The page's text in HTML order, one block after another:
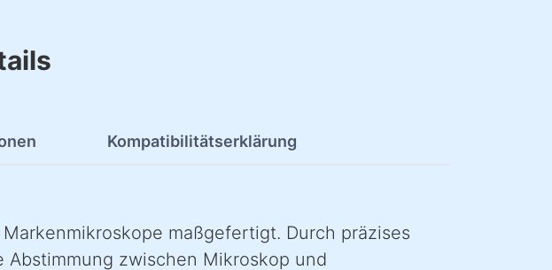
Kompatibilitätserklärung
maßgefertigt. Durch präzises
zwischen Mikroskop und